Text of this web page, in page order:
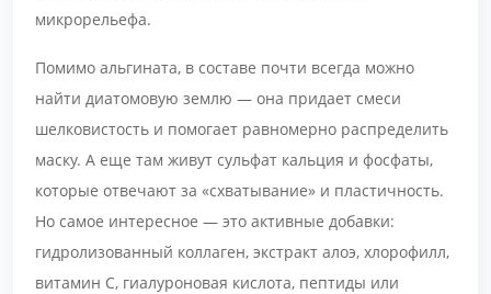
микрорельефа.
Помимо альгината, в составе почти всегда можно
найти диатомовую землю — она придает смеси
шелковистость и помогает равномерно распределить
маску. А еще там живут сульфат кальция и фосфаты,
которые отвечают за «схватывание» и пластичность.
Но самое интересное — это активные добавки:
гидролизованный коллаген, экстракт алоэ, хлорофилл,
витамин С, гиалуроновая кислота, пептиды или